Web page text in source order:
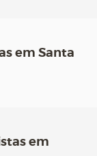
em Santa
em